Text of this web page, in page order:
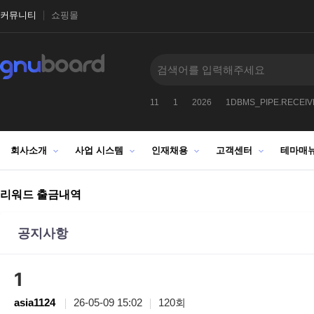
커뮤니티 쇼핑몰
11 1 2026
회사소개 사업 시스템 인재채용 고객센터 테마매
리워드 출금내역
공지사항
1
asia1124 26-05-09 15:02 120회